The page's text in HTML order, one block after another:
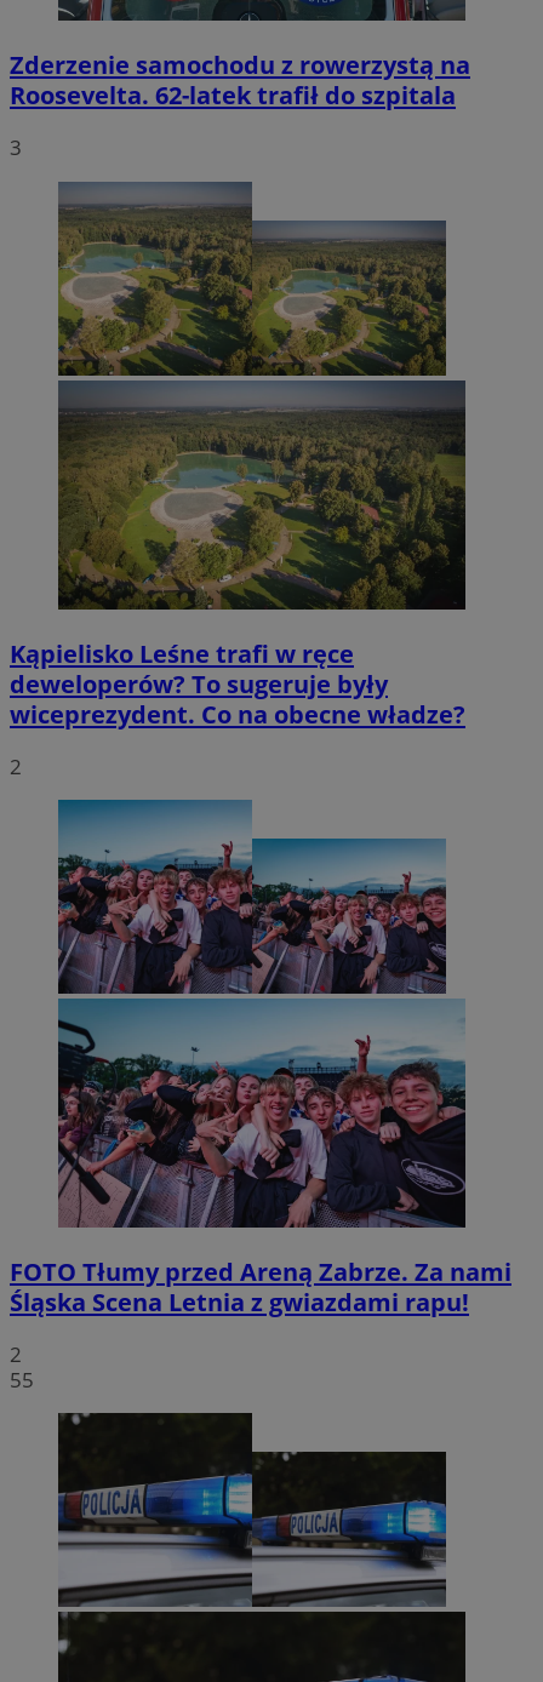
Zderzenie samochodu z rowerzystą na
Roosevelta. 62-latek trafił do szpitala
3
Kąpielisko Leśne trafi w ręce
deweloperów? To sugeruje były
wiceprezydent. Co na obecne władze?
2
FOTO Tłumy przed Areną Zabrze. Za nami
Śląska Scena Letnia z gwiazdami rapu!
2
55